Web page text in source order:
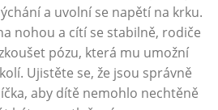
a uvolní se napětí na krku.
nohou a cítí se stabilně, rodiče
pózu, která mu umožní
Ujistěte se, že jsou správně
aby dítě nemohlo nechtěně